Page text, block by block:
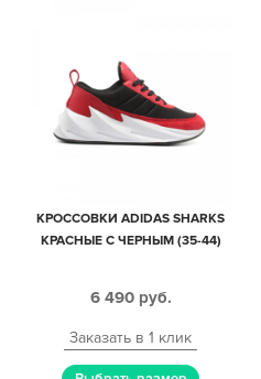
КРОССОВКИ ADIDAS SHARKS
КРАСНЫЕ С ЧЕРНЫМ (35-44)
6 490 руб.
Заказать в 1 клик